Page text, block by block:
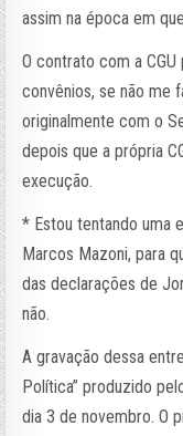
assim na época em
O contrato com a
convênios, se não me
originalmente com o
depois que a própria
execução.
* Estou tentando uma
Marcos Mazoni, para
das declarações de
não.
A gravação dessa
Política” produzido
dia 3 de novembro. O